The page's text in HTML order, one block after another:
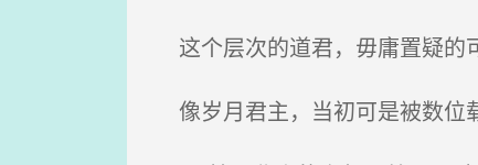
这个层次的道君，毋庸置疑的
像岁月君主，当初可是被数位